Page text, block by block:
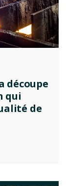
découpe
qui
de